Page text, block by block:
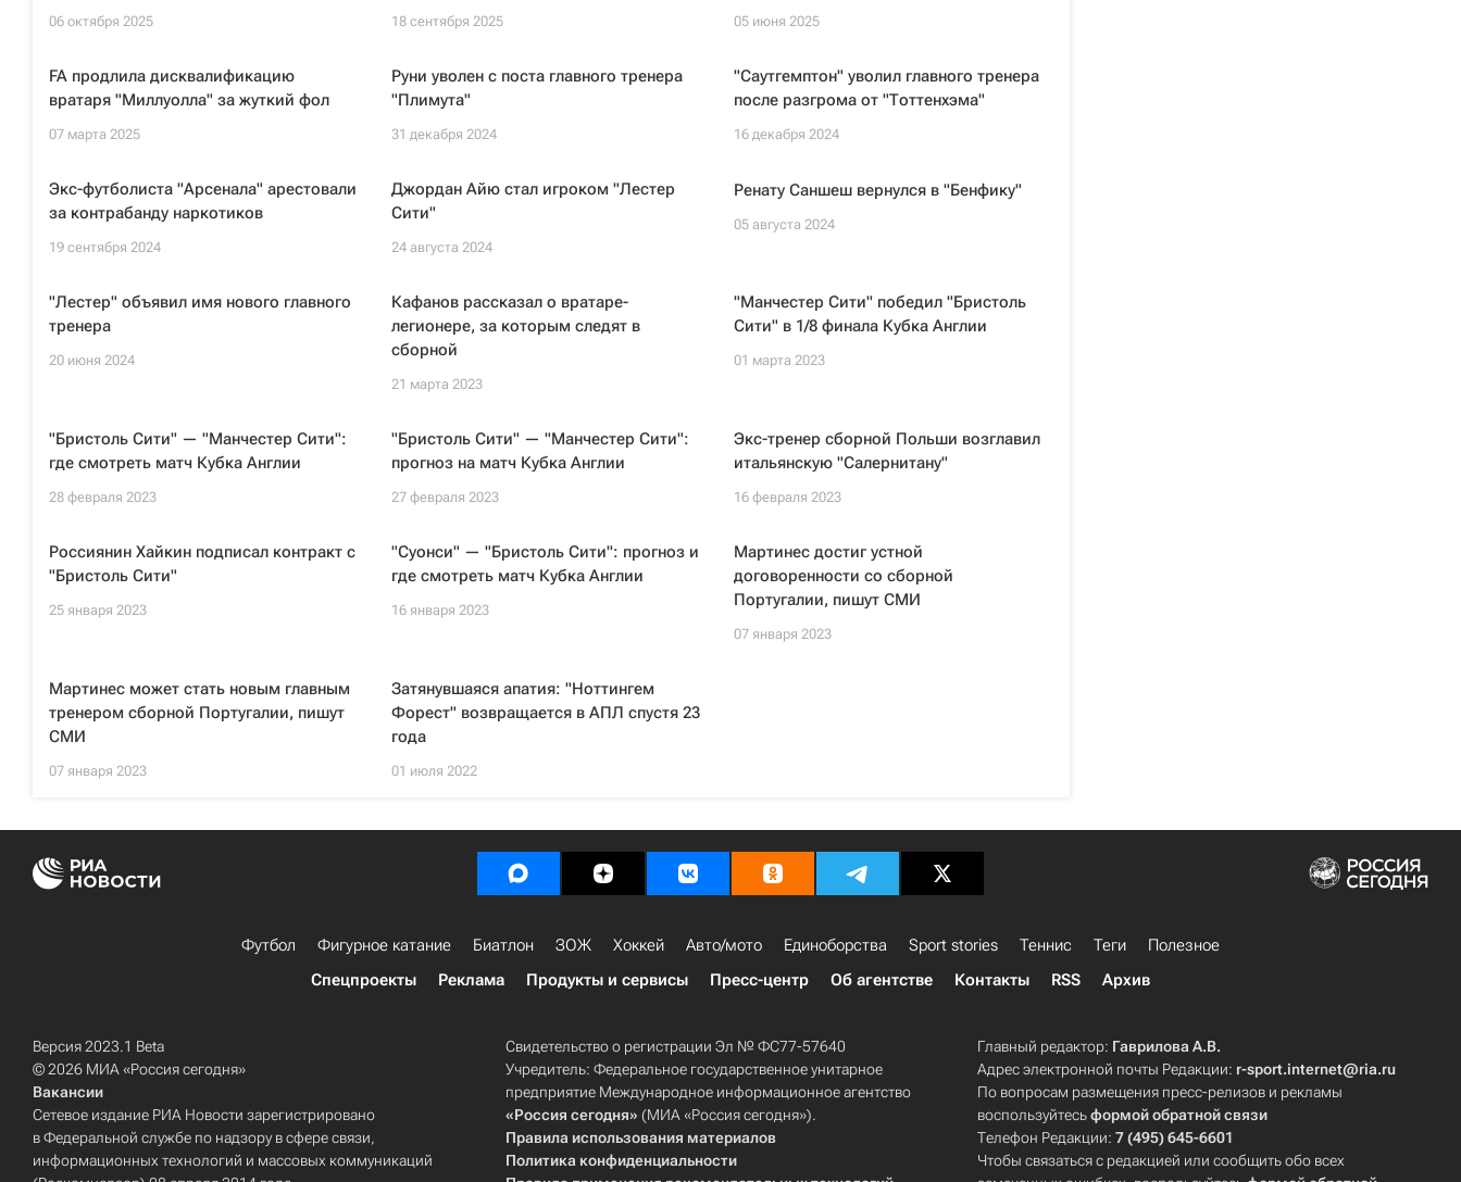
06 октября 2025 18 сентября 2025 05 июня 2025
FA продлила дисквалификацию
вратаря "Миллуолла" за жуткий фол
07 марта 2025
Руни уволен с поста главного тренера
"Плимута"
31 декабря 2024
"Саутгемптон" уволил главного тренера
после разгрома от "Тоттенхэма"
16 декабря 2024
Экс-футболиста "Арсенала" арестовали
за контрабанду наркотиков
19 сентября 2024
Джордан Айю стал игроком "Лестер
Сити"
24 августа 2024
Ренату Саншеш вернулся в "Бенфику"
05 августа 2024
"Лестер" объявил имя нового главного
тренера
20 июня 2024
Кафанов рассказал о вратаре-
легионере, за которым следят в
сборной
21 марта 2023
"Манчестер Сити" победил "Бристоль
Сити" в 1/8 финала Кубка Англии
01 марта 2023
"Бристоль Сити" — "Манчестер Сити":
где смотреть матч Кубка Англии
28 февраля 2023
"Бристоль Сити" — "Манчестер Сити":
прогноз на матч Кубка Англии
27 февраля 2023
Экс-тренер сборной Польши возглавил
итальянскую "Салернитану"
16 февраля 2023
Россиянин Хайкин подписал контракт с
"Бристоль Сити"
25 января 2023
"Суонси" — "Бристоль Сити": прогноз и
где смотреть матч Кубка Англии
16 января 2023
Мартинес достиг устной
договоренности со сборной
Португалии, пишут СМИ
07 января 2023
Мартинес может стать новым главным
тренером сборной Португалии, пишут
СМИ
07 января 2023
Затянувшаяся апатия: "Ноттингем
Форест" возвращается в АПЛ спустя 23
года
01 июля 2022
Футбол Фигурное катание Биатлон ЗОЖ Хоккей Авто/мото Единоборства Sport stories Теннис Теги
Полезное
Спецпроекты
Реклама Продукты и сервисы Пресс-центр Об агентстве Контакты RSS Архив
Версия 2023.1 Beta
© 2026 МИА «Россия сегодня»
Вакансии
Сетевое издание РИА Новости зарегистрировано
в Федеральной службе по надзору в сфере связи,
информационных технологий и массовых коммуникаций
Свидетельство о регистрации Эл № ФС77-57640
Учредитель: Федеральное государственное унитарное
предприятие Международное информационное агентство
«Россия сегодня» (МИА «Россия сегодня»).
Правила использования материалов
Политика конфиденциальности
Главный редактор: Гаврилова А.В.
Адрес электронной почты Редакции: r-sport.internet@ria.ru
По вопросам размещения пресс-релизов и рекламы
воспользуйтесьформой обратной связи
Телефон Редакции:7 (495) 645-6601
Чтобы связаться с редакцией или сообщить обо всех